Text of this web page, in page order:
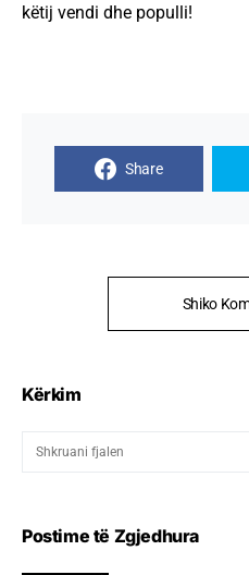
këtij vendi dhe populli!
Share
Shiko
Kërkim
Postime të Zgjedhura